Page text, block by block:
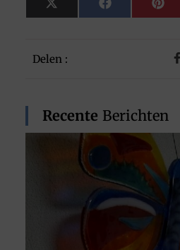
Delen :
Recente Berichten
X
(Twitter)
Facebook